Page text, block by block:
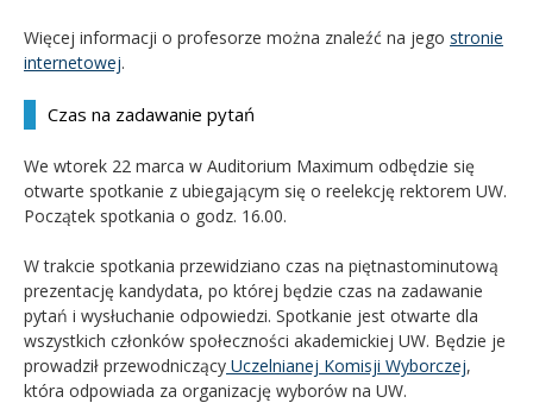
Więcej informacji o profesorze można znaleźć na jego stronie
internetowej.
Czas na zadawanie pytań
We wtorek 22 marca w Auditorium Maximum odbędzie się
otwarte spotkanie z ubiegającym się o reelekcję rektorem UW.
Początek spotkania o godz. 16.00.
W trakcie spotkania przewidziano czas na piętnastominutową
prezentację kandydata, po której będzie czas na zadawanie
pytań i wysłuchanie odpowiedzi. Spotkanie jest otwarte dla
wszystkich członków społeczności akademickiej UW. Będzie je
prowadził przewodniczący Uczelnianej Komisji Wyborczej,
która odpowiada za organizację wyborów na UW.